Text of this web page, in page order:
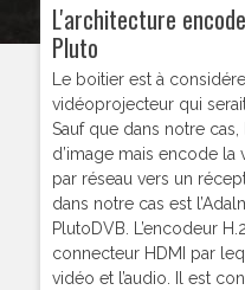
L'architecture
Pluto
Le boitier est à
vidéoprojecteur qui
Sauf que dans notre cas,
d’image mais encode la
par réseau vers un
dans notre cas est
PlutoDVB. L’encodeur
connecteur HDMI par
vidéo et l’audio. Il est